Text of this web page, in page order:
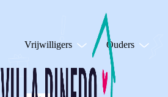
Vrijwilligers Ouders